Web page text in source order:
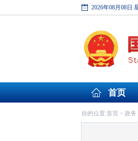
2026年08月08日
首页
你的位置:首页> 政务